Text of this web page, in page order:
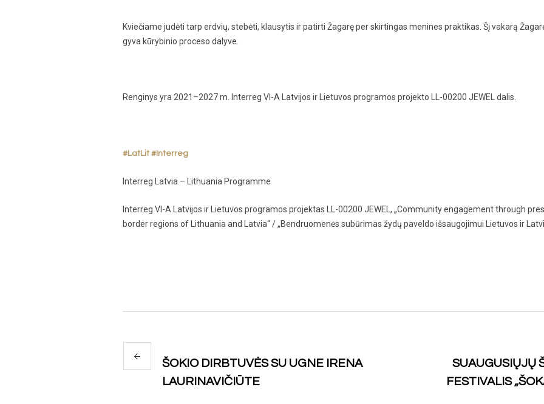
Kviečiame judėti tarp erdvių, stebėti, klausytis ir patirti Žagarę per skirtingas menines praktikas. Šį vakarą
gyva kūrybinio proceso dalyve.
Renginys yra 2021–2027 m. Interreg VI-A Latvijos ir Lietuvos programos projekto LL-00200 JEWEL dalis.
#LatLit #Interreg
Interreg Latvia – Lithuania Programme
Interreg VI-A Latvijos ir Lietuvos programos projektas LL-00200 JEWEL, „Community engagement through
border regions of Lithuania and Latvia“ / „Bendruomenės subūrimas žydų paveldo išsaugojimui Lietuvos ir
ŠOKIO DIRBTUVĖS SU UGNE IRENA
LAURINAVIČIŪTE
SUAUGUSIŲJŲ
FESTIVALIS